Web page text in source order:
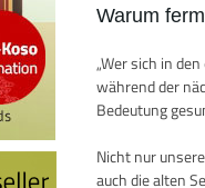
Warum
„Wer sich in
während der
Bedeutung
Nicht nur
auch die alten